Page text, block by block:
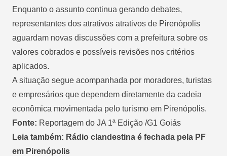
Enquanto o assunto continua gerando debates,
representantes dos atrativos atrativos de Pirenópolis
aguardam novas discussões com a prefeitura sobre os
valores cobrados e possíveis revisões nos critérios
aplicados.
A situação segue acompanhada por moradores, turistas
e empresários que dependem diretamente da cadeia
econômica movimentada pelo turismo em Pirenópolis.
Fonte: Reportagem do JA 1ª Edição /G1 Goiás
Leia também: Rádio clandestina é fechada pela PF
em Pirenópolis